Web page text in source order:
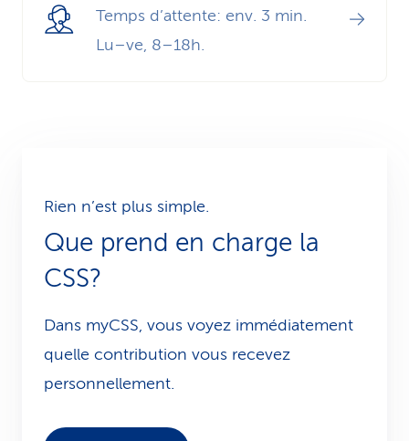
Temps d’attente: env. 3 min.
Lu–ve, 8–18h.
Rien n’est plus simple.
Que prend en charge la
CSS?
Dans myCSS, vous voyez immédiatement
quelle contribution vous recevez
personnellement.